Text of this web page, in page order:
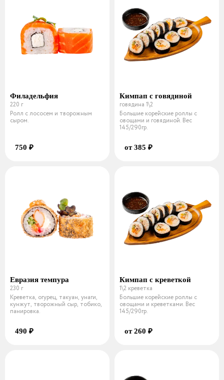
Филадельфия
220 г
Ролл с лососем и творожным
сыром.
750 ₽
Кимпап с говядиной
говядина 1\2
Большие корейские роллы с
овощами и говядиной. Вес
145/290гр.
от 385 ₽
Евразия темпура
230 г
Креветка, огурец, такуан, унаги,
кунжут, творожный сыр, тобико,
панировка.
490 ₽
Кимпап с креветкой
1\2 креветка
Большие корейские роллы с
овощами и креветками. Вес
145/290гр.
от 260 ₽